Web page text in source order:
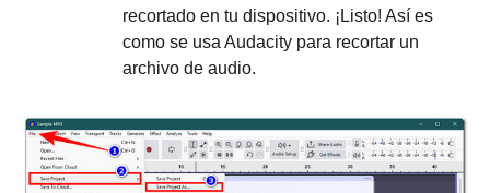
recortado en tu dispositivo. ¡Listo! Así es
como se usa Audacity para recortar un
archivo de audio.